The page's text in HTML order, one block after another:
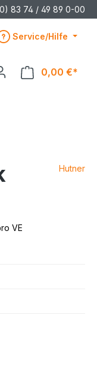
83 74 / 49 89 0-00
Service/Hilfe
0,00 €*
Hutner
VE